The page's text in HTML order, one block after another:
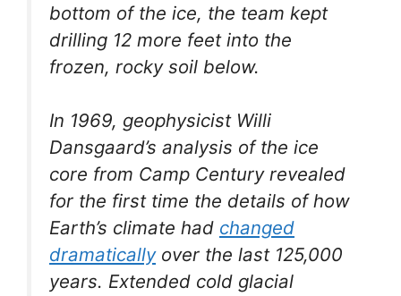
bottom of the ice, the team kept
drilling 12 more feet into the
frozen, rocky soil below.
In 1969, geophysicist Willi
Dansgaard’s analysis of the ice
core from Camp Century revealed
for the first time the details of how
Earth’s climate had changed
dramaticallyover the last 125,000
years. Extended cold glacial